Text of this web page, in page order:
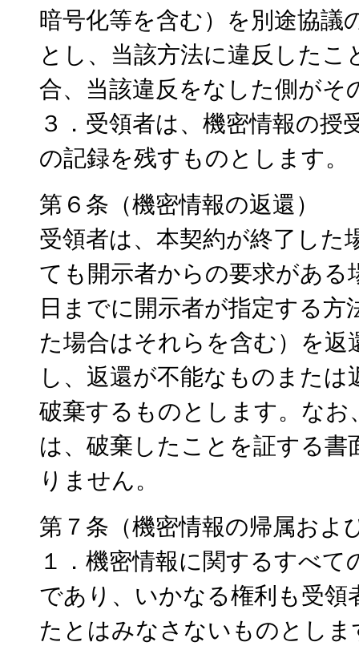
暗号化等を含む）を別途協
とし、当該方法に違反した
合、当該違反をなした側が
３．受領者は、機密情報の
の記録を残すものとします。
第６条（機密情報の返還）
受領者は、本契約が終了した
ても開示者からの要求がある
日までに開示者が指定する方
た場合はそれらを含む）を
し、返還が不能なものまた
破棄するものとします。な
は、破棄したことを証する
りません。
第７条（機密情報の帰属およ
１．機密情報に関するすべ
であり、いかなる権利も受
たとはみなさないものとしま